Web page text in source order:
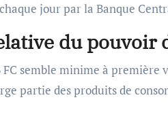
jour par la Banque
du pouvoir
semble minime à première
partie des produits de